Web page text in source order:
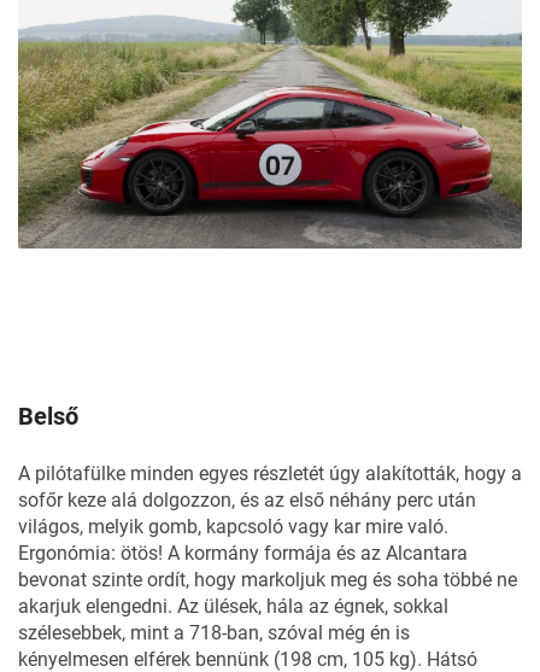
Belső
A pilótafülke minden egyes részletét úgy alakították, hogy a
sofőr keze alá dolgozzon, és az első néhány perc után
világos, melyik gomb, kapcsoló vagy kar mire való.
Ergonómia: ötös! A kormány formája és az Alcantara
bevonat szinte ordít, hogy markoljuk meg és soha többé ne
akarjuk elengedni. Az ülések, hála az égnek, sokkal
szélesebbek, mint a 718-ban, szóval még én is
kényelmesen elférek bennünk (198 cm, 105 kg). Hátsó